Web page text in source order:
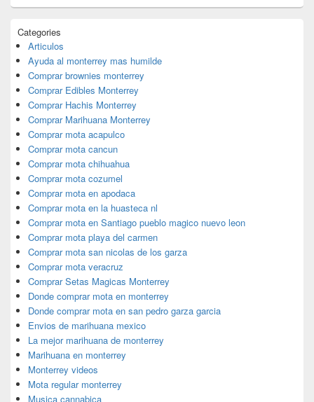
Categories
Articulos
Ayuda al monterrey mas humilde
Comprar brownies monterrey
Comprar Edibles Monterrey
Comprar Hachis Monterrey
Comprar Marihuana Monterrey
Comprar mota acapulco
Comprar mota cancun
Comprar mota chihuahua
Comprar mota cozumel
Comprar mota en apodaca
Comprar mota en la huasteca nl
Comprar mota en Santiago pueblo magico nuevo leon
Comprar mota playa del carmen
Comprar mota san nicolas de los garza
Comprar mota veracruz
Comprar Setas Magicas Monterrey
Donde comprar mota en monterrey
Donde comprar mota en san pedro garza garcia
Envios de marihuana mexico
La mejor marihuana de monterrey
Marihuana en monterrey
Monterrey videos
Mota regular monterrey
Musica cannabica